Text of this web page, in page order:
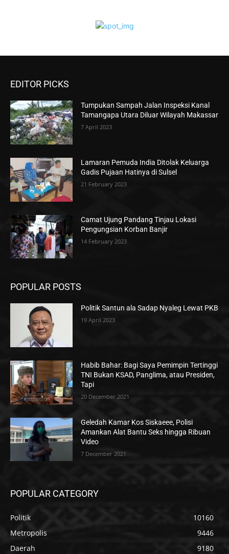
EDITOR PICKS
Tumpukan Sampah Jalan Inspeksi Kanal
Tamangapa Utara Diluar Wilayah Makassar
7 April 2023
Lamaran Pemuda India Ditolak Keluarga
Gadis Pujaan Hatinya di Sulsel
21 February 2023
Camat Ujung Pandang Tinjau Lokasi
Pengungsian Korban Banjir
14 February 2023
POPULAR POSTS
Politik Santun ala Sadap Nyaleg Lewat PKB
19 April 2023
Habib Bahar: Bagi Saya Pemimpin Tertinggi
TNI Bukan KSAD, Panglima, atau Presiden,
Tapi
20 December 2021
Geledah Kamar Kos Siskaeee, Polisi
Amankan Alat Bantu Seks hingga Ribuan
Video
7 December 2021
POPULAR CATEGORY
Politik
10160
Metropolis
9446
Daerah
9180